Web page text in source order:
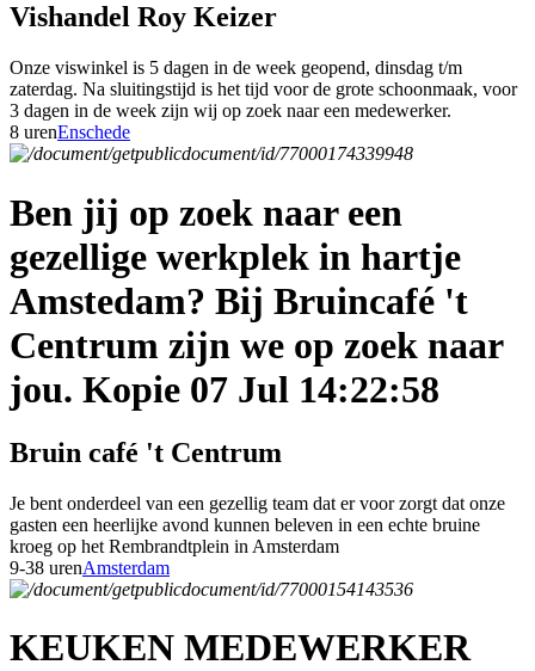
Vishandel Roy Keizer
Onze viswinkel is 5 dagen in de week geopend, dinsdag t/m
zaterdag. Na sluitingstijd is het tijd voor de grote schoonmaak, voor
3 dagen in de week zijn wij op zoek naar een medewerker.
8 urenEnschede
Ben jij op zoek naar een
gezellige werkplek in hartje
Amstedam? Bij Bruincafé 't
Centrum zijn we op zoek naar
jou. Kopie 07 Jul 14:22:58
Bruin café 't Centrum
Je bent onderdeel van een gezellig team dat er voor zorgt dat onze
gasten een heerlijke avond kunnen beleven in een echte bruine
kroeg op het Rembrandtplein in Amsterdam
9-38 urenAmsterdam
KEUKEN MEDEWERKER